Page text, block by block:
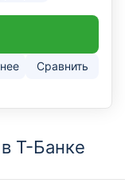
Сравнить
Т-Банке